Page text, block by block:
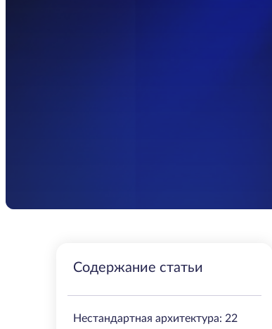
Содержание статьи
Нестандартная архитектура: 22